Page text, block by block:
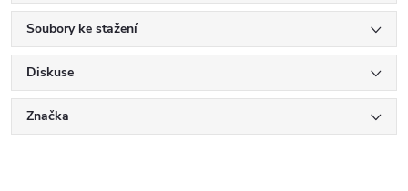
Soubory ke stažení
Diskuse
Značka